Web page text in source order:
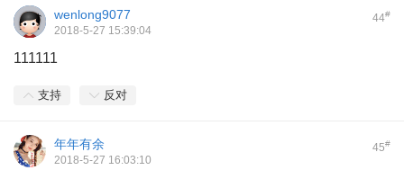
44#
wenlong9077
2018-5-27 15:39:04
111111
支持 反对
45#
年年有余
2018-5-27 16:03:10